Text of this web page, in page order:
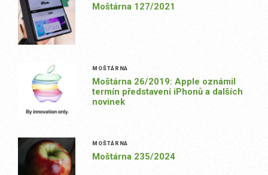
Moštárna 127/2021
MOŠTÁRNA
Moštárna 26/2019: Apple oznámil
termín představení iPhonů a dalších
novinek
MOŠTÁRNA
Moštárna 235/2024